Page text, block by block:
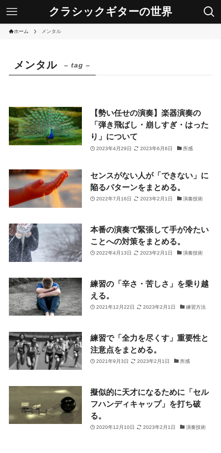
クラシックギターの世界
ホーム メンタル
メンタル – tag –
【勢い任せの演奏】楽器演奏の
「弾き飛ばし・崩しすぎ・はった
り」について
2023年4月29日 2023年6月6日 所感
センスがない人が「できない」に
陥るパターンをまとめる。
2022年7月16日 2023年2月1日 演奏技術
本番の演奏で緊張して手が冷たい
ことへの対策をまとめる。
2022年4月13日 2023年2月1日 演奏技術
練習の「辛さ・苦しさ」を乗り越
える。
2021年12月22日 2023年2月1日 練習方法
練習で「全力を尽くす」重要性と
注意点をまとめる。
2021年9月3日 2023年2月1日 所感
擬似的に天才になるために「セル
フハンディキャップ」を打ち破
る。
2020年12月10日 2023年2月1日 演奏技術